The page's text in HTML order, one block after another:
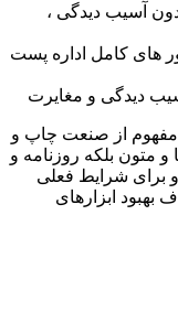
آسیب دیدگی ،
های کامل اداره پست
دیدگی و مغایرت
از صنعت چاپ و
متون بلکه روزنامه و
برای شرایط فعلی
بهبود ابزارهای